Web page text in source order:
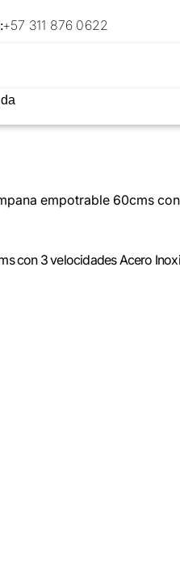
+57 311 876 0622
con 3 velocidades Acero